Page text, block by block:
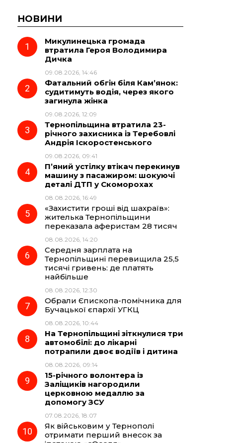
НОВИНИ
Микулинецька громада
втратила Героя Володимира
Дичка
09.08.2026, 14:46
Фатальний обгін біля Кам’янок:
судитимуть водія, через якого
загинула жінка
09.08.2026, 12:09
Тернопільщина втратила 23-
річного захисника із Теребовлі
Андрія Іскоростенського
09.08.2026, 09:41
П’яний устілку втікач перекинув
машину з пасажиром: шокуючі
деталі ДТП у Скоморохах
08.08.2026, 16:49
«Захистити гроші від шахраїв»:
жителька Тернопільщини
переказала аферистам 28 тисяч
08.08.2026, 14:20
Середня зарплата на
Тернопільщині перевищила 25,5
тисячі гривень: де платять
найбільше
08.08.2026, 12:30
Обрали Єпископа-помічника для
Бучацької єпархії УГКЦ
08.08.2026, 10:44
На Тернопільщині зіткнулися три
автомобілі: до лікарні
потрапили двоє водіїв і дитина
08.08.2026, 09:14
15-річного волонтера із
Заліщиків нагородили
церковною медаллю за
допомогу ЗСУ
07.08.2026, 18:07
Як військовим у Тернополі
отримати перший внесок за